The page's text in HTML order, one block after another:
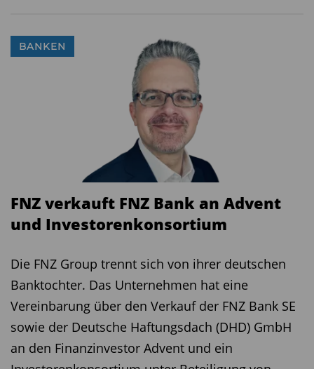
Am Freitag
steht die Konsumfreudigkeit der
Verbraucher hierzulande und in den USA im
Fokus. In Nürnberg stellt
Konsumforschungsinstitute GfK und NIM ihre
monatliche Studie zumKonsumklima
Deutschland vor. In den USA erden die Daten zu
US-Konsumausgabenfür den August
veröffentlicht, die wie schon im Vormonat
nochmals zugelegt haben dürften. (dpa-
afx/Trading Economics/pg)
Diesen Beitrag teilen:
BANKEN
FNZ verkauft FNZ Bank an Advent
und Investorenkonsortium
Die FNZ Group trennt sich von ihrer deutschen
Banktochter. Das Unternehmen hat eine
Vereinbarung über den Verkauf der FNZ Bank SE
sowie der Deutsche Haftungsdach (DHD) GmbH
an den Finanzinvestor Advent und ein